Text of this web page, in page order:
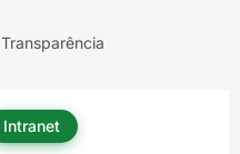
Transparência
Intranet